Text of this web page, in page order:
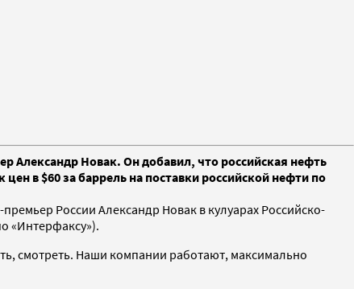
Александр Новак. Он добавил, что российская нефть
в $60 за баррель на поставки российской нефти по
России Александр Новак в кулуарах Российско-
«Интерфаксу»).
смотреть. Наши компании работают, максимально